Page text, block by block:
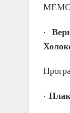
·
·